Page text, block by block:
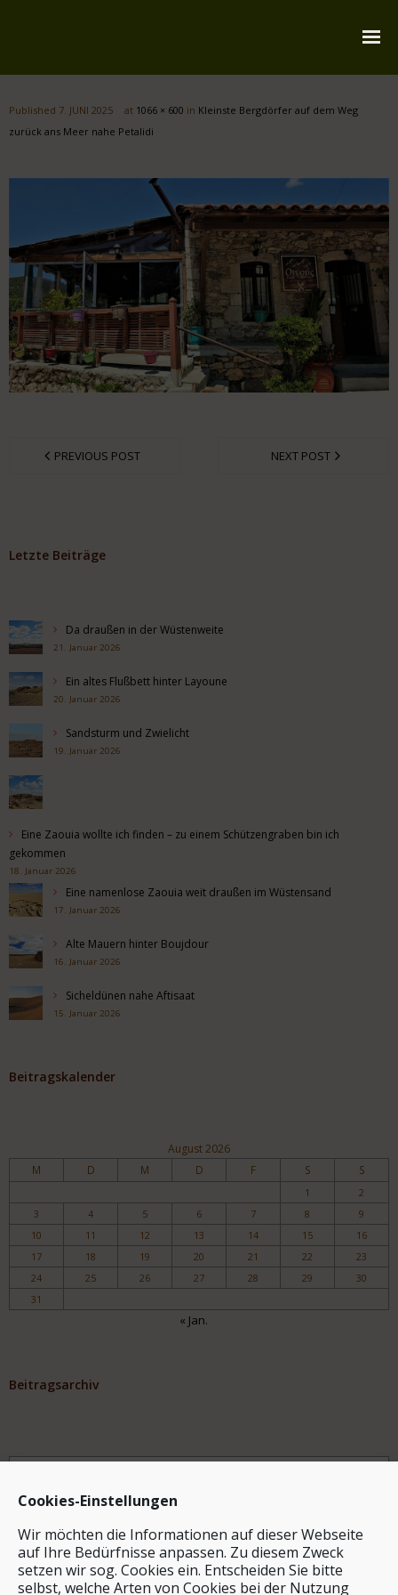
Cookies-Einstellungen
Wir möchten die Informationen auf dieser Webseite
auf Ihre Bedürfnisse anpassen. Zu diesem Zweck
setzen wir sog. Cookies ein. Entscheiden Sie bitte
selbst, welche Arten von Cookies bei der Nutzung
Über mich
Kontakt
Impressum
Datenschutz
Published 7. JUNI 2025 at 1066 × 600 in Kleinste Bergdörfer auf dem Weg
zurück ans Meer nahe Petalidi
PREVIOUS POST NEXT POST
Letzte Beiträge
Da draußen in der Wüstenweite
21. Januar 2026
Ein altes Flußbett hinter Layoune
20. Januar 2026
Sandsturm und Zwielicht
19. Januar 2026
Eine Zaouia wollte ich finden – zu einem Schützengraben bin ich
gekommen
18. Januar 2026
Eine namenlose Zaouia weit draußen im Wüstensand
17. Januar 2026
Alte Mauern hinter Boujdour
16. Januar 2026
Sicheldünen nahe Aftisaat
15. Januar 2026
Beitragskalender
August 2026
M D M D F S S
1
2
3
4 5 6 7 8
9
10
11 12 13 14 15
16
17
18 19 20 21 22
23
24
25 26 27 28 29
30
31
« Jan.
Beitragsarchiv
Archiv